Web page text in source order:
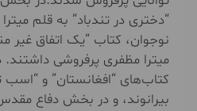
“دختری در تندباد” به قلم
نوجوان، کتاب “یک اتفاق غیر
میترا مظفری پر‌فروشی
کتاب‌های “افغانستان” و “اسب
بیرانوند، و در بخش دفاع